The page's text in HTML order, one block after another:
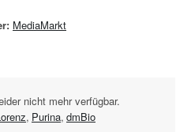
MediaMarkt
nicht mehr verfügbar.
, Purina, dmBio